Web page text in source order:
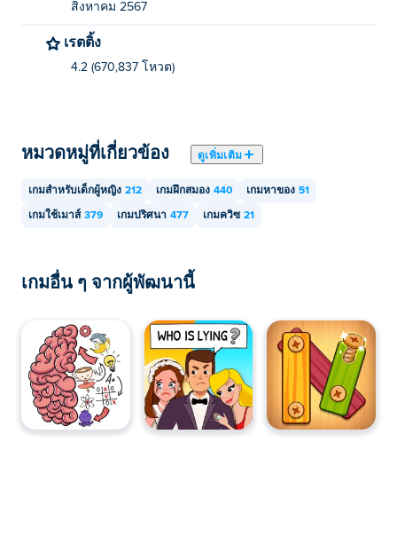
สิงหาคม 2567
เรตติ้ง
4.2 (670,837 โหวต)
หมวดหมู่ที่เกี่ยวข้อง ดูเพิ่มเติม
เกมสำหรับเด็กผู้หญิง 212 เกมฝึกสมอง 440 เกมหาของ 51
เกมใช้เมาส์ 379 เกมปริศนา 477 เกมควิซ 21
เกมอื่น ๆ จากผู้พัฒนานี้